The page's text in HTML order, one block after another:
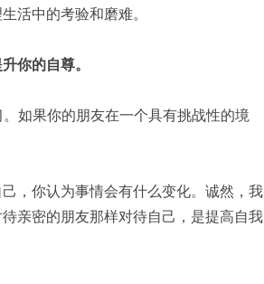
活中的考验和磨难。
你的自尊。
如果你的朋友在一个具有挑战性的境
，你认为事情会有什么变化。诚然，我
亲密的朋友那样对待自己，是提高自我